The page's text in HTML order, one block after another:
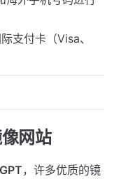
支付卡（Visa、
网站
，许多优质的镜